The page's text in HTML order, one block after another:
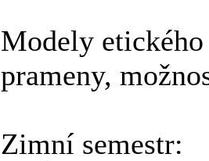
Modely
prameny,
Zimní semestr: